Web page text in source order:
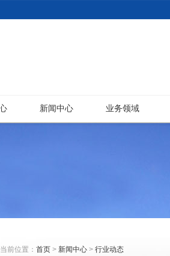
新闻中心 业务领域
当前位置： 首页 > 新闻中心 > 行业动态